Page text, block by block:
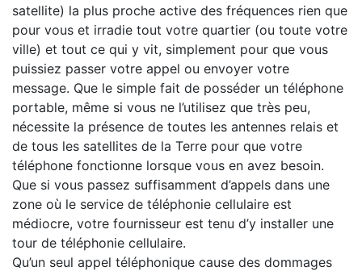
satellite) la plus proche active des fréquences rien que
pour vous et irradie tout votre quartier (ou toute votre
ville) et tout ce qui y vit, simplement pour que vous
puissiez passer votre appel ou envoyer votre
message. Que le simple fait de posséder un téléphone
portable, même si vous ne l’utilisez que très peu,
nécessite la présence de toutes les antennes relais et
de tous les satellites de la Terre pour que votre
téléphone fonctionne lorsque vous en avez besoin.
Que si vous passez suffisamment d’appels dans une
zone où le service de téléphonie cellulaire est
médiocre, votre fournisseur est tenu d’y installer une
tour de téléphonie cellulaire.
Qu’un seul appel téléphonique cause des dommages